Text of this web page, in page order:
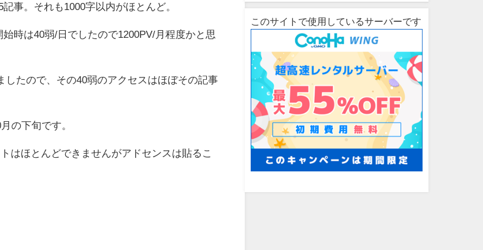
事。それも1000字以内がほとんど。
時は40弱/日でしたので1200PV/月程度かと思
たので、その40弱のアクセスはほぼその記事
の下旬です。
はほとんどできませんがアドセンスは貼るこ
このサイトで使用しているサーバーです